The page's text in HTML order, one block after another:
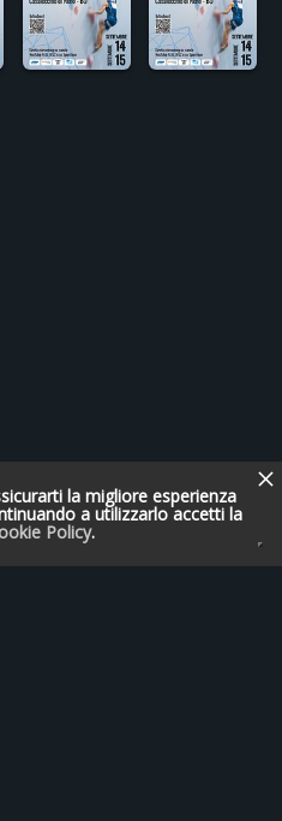
la migliore esperienza
a utilizzarlo accetti la
Policy.